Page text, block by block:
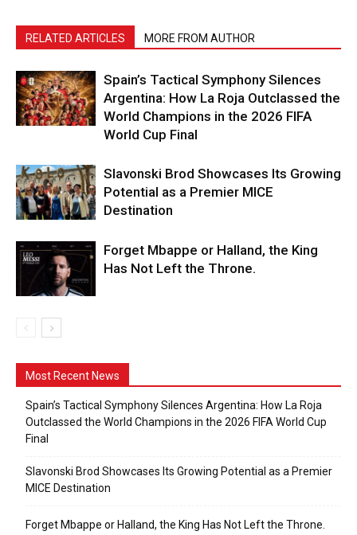
RELATED ARTICLES MORE FROM AUTHOR
Spain’s Tactical Symphony Silences
Argentina: How La Roja Outclassed the
World Champions in the 2026 FIFA
World Cup Final
Slavonski Brod Showcases Its Growing
Potential as a Premier MICE
Destination
Forget Mbappe or Halland, the King
Has Not Left the Throne.
Most Recent News
Spain’s Tactical Symphony Silences Argentina: How La Roja
Outclassed the World Champions in the 2026 FIFA World Cup
Final
Slavonski Brod Showcases Its Growing Potential as a Premier
MICE Destination
Forget Mbappe or Halland, the King Has Not Left the Throne.